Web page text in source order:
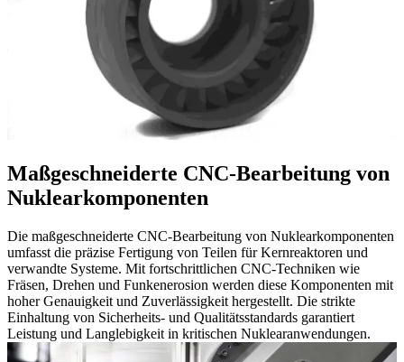
Maßgeschneiderte CNC-Bearbeitung von
Nuklearkomponenten
Die maßgeschneiderte CNC-Bearbeitung von Nuklearkomponenten
umfasst die präzise Fertigung von Teilen für Kernreaktoren und
verwandte Systeme. Mit fortschrittlichen CNC-Techniken wie
Fräsen, Drehen und Funkenerosion werden diese Komponenten mit
hoher Genauigkeit und Zuverlässigkeit hergestellt. Die strikte
Einhaltung von Sicherheits- und Qualitätsstandards garantiert
Leistung und Langlebigkeit in kritischen Nuklearanwendungen.